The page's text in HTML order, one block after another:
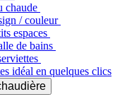
chaude
/ couleur
espaces
de bains
idéal en quelques clics